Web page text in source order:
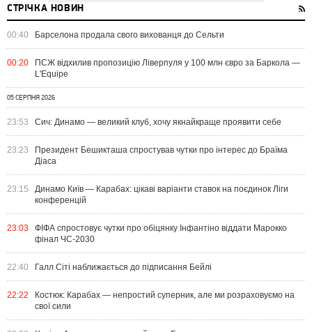
СТРІЧКА НОВИН
00:40 Барселона продала свого вихованця до Сельти
00:20
ПСЖ відхилив пропозицію Ліверпуля у 100 млн євро за Баркола —
L'Equipe
05 СЕРПНЯ 2026
23:53 Сич: Динамо — великий клуб, хочу якнайкраще проявити себе
23:23
Президент Бешикташа спростував чутки про інтерес до Браїма
Діаса
23:15
Динамо Київ — Карабах: цікаві варіанти ставок на поєдинок Ліги
конференцій
23:03
ФІФА спростовує чутки про обіцянку Інфантіно віддати Марокко
фінал ЧС-2030
22:40 Галл Сіті наближається до підписання Бейлі
22:22
Костюк: Карабах — непростий суперник, але ми розраховуємо на
свої сили